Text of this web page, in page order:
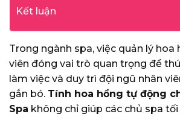
Kết luận
Trong ngành spa, việc quản lý hoa
viên đóng vai trò quan trọng để
làm việc và duy trì đội ngũ nhân
gắn bó. Tính hoa hồng tự động
Spa không chỉ giúp các chủ spa